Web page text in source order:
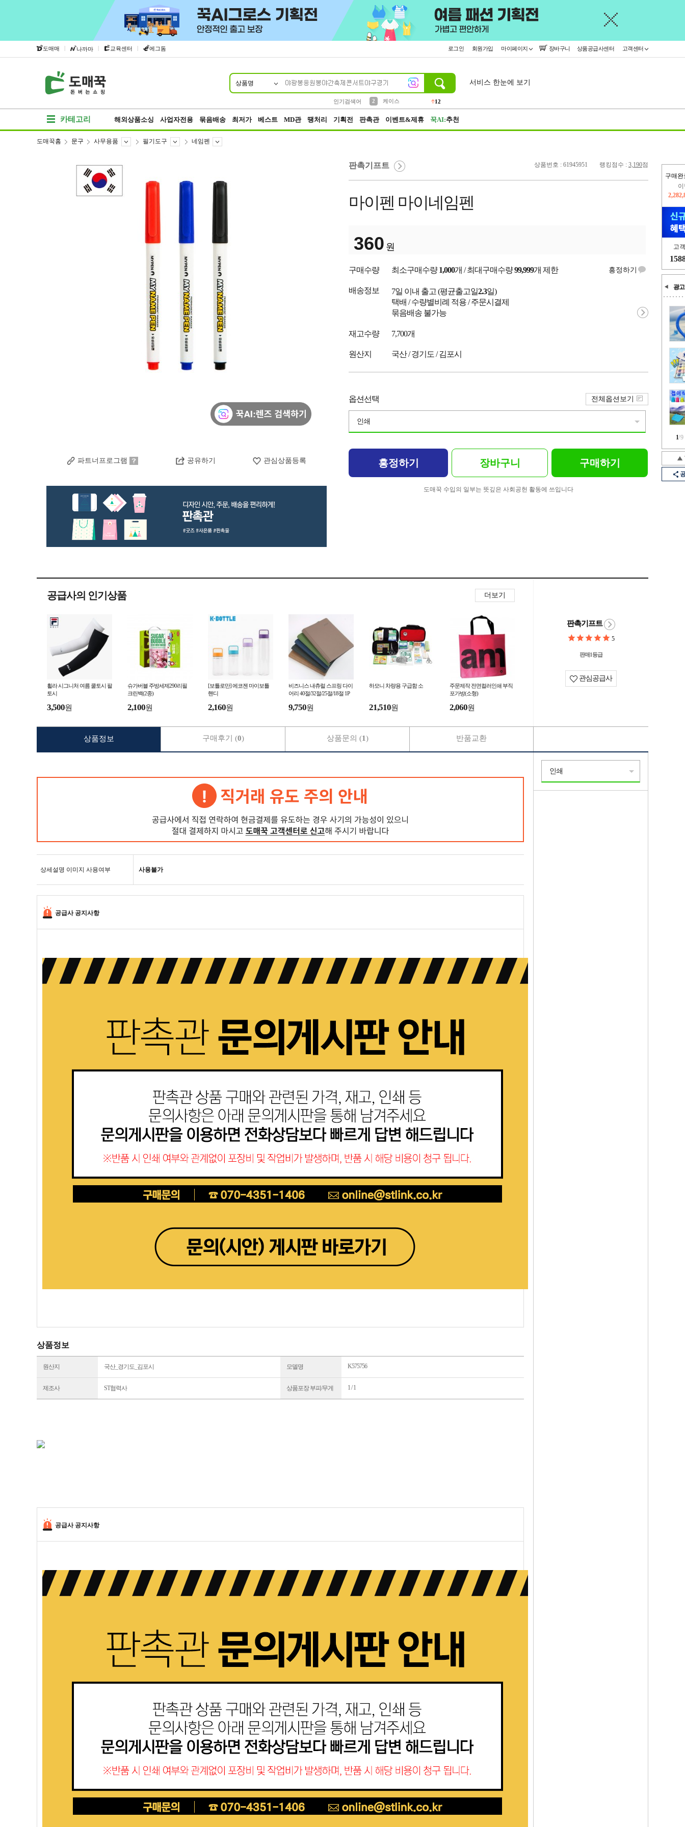
도매매 | 나까마 | 교육센터 | 에그돔 로그인 회원가입 마이페이지 장바구니 상품공급사센터 고객센터
상품명
인기검색어
2
케이스
12
서비스 한눈에 보기
카테고리 해외상품소싱 사업자전용 묶음배송 최저가 베스트 MD관 땡처리 기획전 판촉관 이벤트&제휴 꾹AI:추천
구매완
고
광고
1/9
도매꾹홈 문구 사무용품 필기도구 네임펜
파트너프로그램 공유하기 관심상품등록
상품번호 : 61945951 랭킹점수 : 3,190점
판촉기프트
마이펜 마이네임펜
360 원
구매수량 최소구매수량1,000개 / 최대구매수량99,999개 제한 흥정하기
배송정보 7일 이내 출고 (평균출고일2.3일)
택배 / 수량별비례 적용 / 주문시결제
묶음배송 불가능
재고수량 7,700개
원산지 국산 / 경기도 / 김포시
옵션선택
인쇄
전체옵션보기
흥정하기 장바구니 구매하기
도매꾹 수입의 일부는 뜻깊은 사회공헌 활동에 쓰입니다
공급사의 인기상품 더보기
휠라 시그니처 여름 쿨토시 팔
토시
3,500원
슈가버블 주방세제290리필
크린백(2종)
2,100원
[보틀로만] 에코젠 마이보틀
핸디
2,160원
비즈니스 내츄럴 스프링 다이
어리 40절/32절/25절/18절 1P
9,750원
하모니 차량용 구급함 소
21,510원
주문제작 전면컬러인쇄 부직
포가방(소형)
2,060원
판촉기프트
5
판매1등급
관심공급사
상세설명 이미지 사용여부 사용불가
공급사 공지사항
상품정보
원산지 국산_경기도_김포시 모델명 K575756
제조사 ST협력사 상품포장 부피/무게 1 / 1
공급사 공지사항
상품정보 구매후기 (0) 상품문의 (1) 반품교환
인쇄